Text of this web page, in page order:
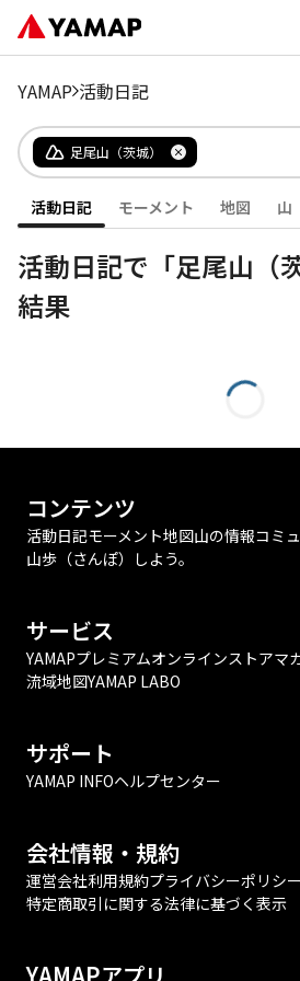
YAMAP 活動日記
足尾山（茨城）
活動日記 モーメント 地図 山
活動日記で「足尾山（
結果
コンテンツ
活動日記モーメント地図山の情報コミ
山歩（さんぽ）しよう。
サービス
YAMAPプレミアムオンラインストアマ
流域地図YAMAP LABO
サポート
YAMAP INFOヘルプセンター
会社情報・規約
運営会社利用規約プライバシーポリシー
特定商取引に関する法律に基づく表示